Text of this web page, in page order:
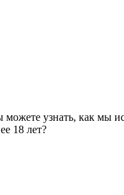
можете узнать, как мы
18 лет?